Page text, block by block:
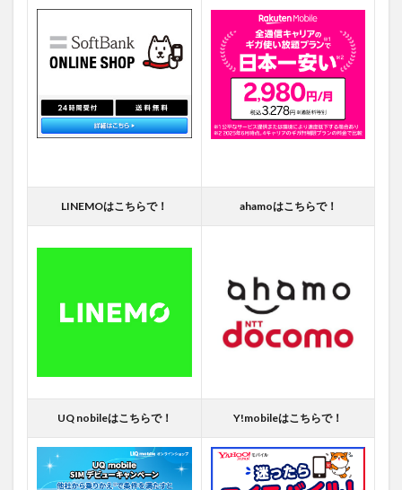
LINEMOはこちらで！ ahamoはこちらで！
UQ nobileはこちらで！ Y!mobileはこちらで！